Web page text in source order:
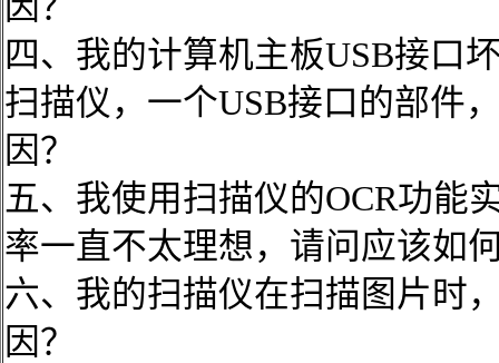
四、我的计算机主板USB接口
扫描仪，一个USB接口的部件
因？
五、我使用扫描仪的OCR功能
率一直不太理想，请问应该如
六、我的扫描仪在扫描图片时
因？